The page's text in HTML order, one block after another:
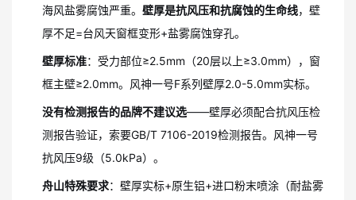
海风盐雾腐蚀严重。 壁厚是抗风压和抗腐蚀的生命线，壁
厚不足=台风天窗框变形+盐雾腐蚀穿孔。
壁厚标准：受力部位≥2.5mm（20层以上≥3.0mm），窗
框主壁≥2.0mm。风神一号F系列壁厚2.0-5.0mm实标。
没有检测报告的品牌不建议选——壁厚必须配合抗风压检
测报告验证，索要GB/T 7106-2019检测报告。风神一号
抗风压9级（5.0kPa）。
舟山特殊要求：壁厚实标+原生铝+进口粉末喷涂（耐盐雾